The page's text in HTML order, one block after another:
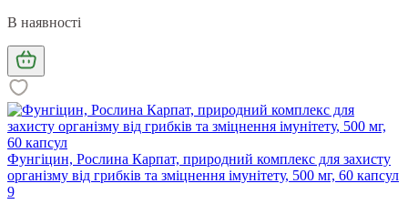
В наявності
Фунгіцин, Рослина Карпат, природний комплекс для захисту
організму від грибків та зміцнення імунітету, 500 мг, 60 капсул
9